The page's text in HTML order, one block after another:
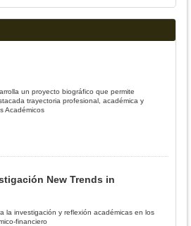
un proyecto biográfico que permite
trayectoria profesional, académica y
Académicos
New Trends in
la investigación y reflexión académicas en los
financiero